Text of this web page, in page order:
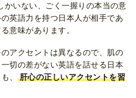
かいない、ごく一握りの本当の意
英語力を持つ日本人が相手であ
意味があります。
アクセントは異なるので、肌の
切の差がない英語を話せる日本
、
肝心の正しいアクセントを習